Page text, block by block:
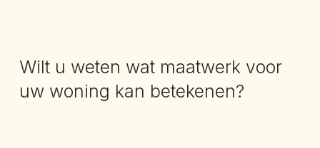
Wilt u weten wat maatwerk voor
uw woning kan betekenen?